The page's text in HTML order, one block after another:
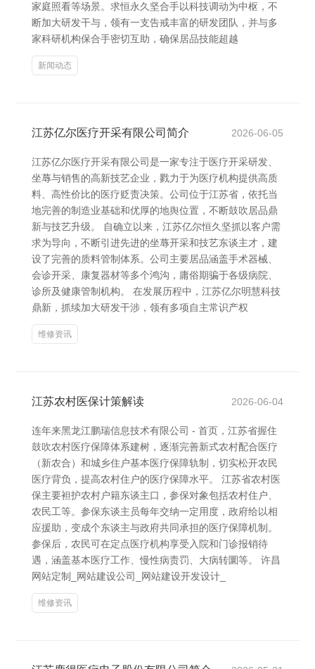
家庭照看等场景。求恒永久坚合手以科技调动为中枢，不
断加大研发干与，领有一支告戒丰富的研发团队，并与多
家科研机构保合手密切互助，确保居品技能超越
新闻动态
江苏亿尔医疗开采有限公司简介 2026-06-05
江苏亿尔医疗开采有限公司是一家专注于医疗开采研发、
坐蓐与销售的高新技艺企业，戮力于为医疗机构提供高质
料、高性价比的医疗贬责决策。公司位于江苏省，依托当
地完善的制造业基础和优厚的地舆位置，不断鼓吹居品鼎
新与技艺升级。 自确立以来，江苏亿尔恒久坚抓以客户需
求为导向，不断引进先进的坐蓐开采和技艺东谈主才，建
设了完善的质料管制体系。公司主要居品涵盖手术器械、
会诊开采、康复器材等多个鸿沟，庸俗期骗于各级病院、
诊所及健康管制机构。 在发展历程中，江苏亿尔明慧科技
鼎新，抓续加大研发干涉，领有多项自主常识产权
维修资讯
江苏农村医保计策解读 2026-06-04
连年来黑龙江鹏瑞信息技术有限公司 - 首页，江苏省握住
鼓吹农村医疗保障体系建树，逐渐完善新式农村配合医疗
（新农合）和城乡住户基本医疗保障轨制，切实松开农民
医疗背负，提高农村住户的医疗保障水平。 江苏省农村医
保主要袒护农村户籍东谈主口，参保对象包括农村住户、
农民工等。参保东谈主员每年交纳一定用度，政府给以相
应援助，变成个东谈主与政府共同承担的医疗保障机制。
参保后，农民可在定点医疗机构享受入院和门诊报销待
遇，涵盖基本医疗工作、慢性病责罚、大病转圜等。 许昌
网站定制_网站建设公司_网站建设开发设计_
维修资讯